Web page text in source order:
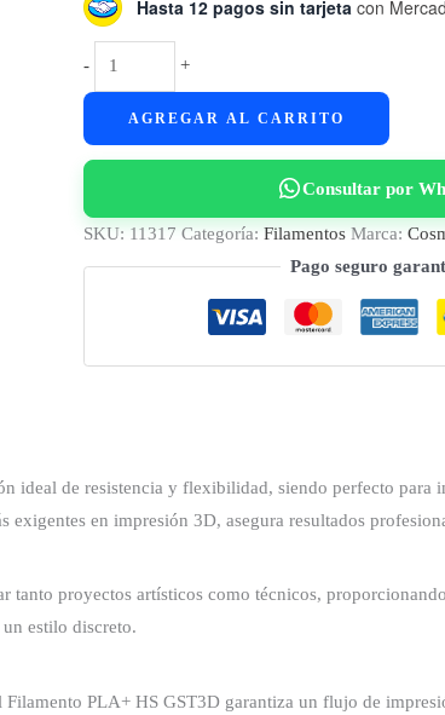
Hasta 12 pagos sin tarjeta con
-
Filamento
PLA+
Beige
+
AGREGAR AL CARRITO
Consultar por
SKU: 11317 Categoría: Filamentos Marca:
Pago seguro
ideal de resistencia y flexibilidad, siendo perfecto para
en impresión 3D, asegura resultados
tanto proyectos artísticos como técnicos,
estilo discreto.
PLA+ HS GST3D garantiza un flujo de